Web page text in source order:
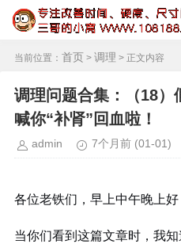
当前位置： 首页 > 调理 > 正文内容
调理问题合集：（18）
喊你“补肾”回血啦！
admin 7个月前 (01-01)
各位老铁们，早上中午晚上好
当你们看到这篇文章时，我